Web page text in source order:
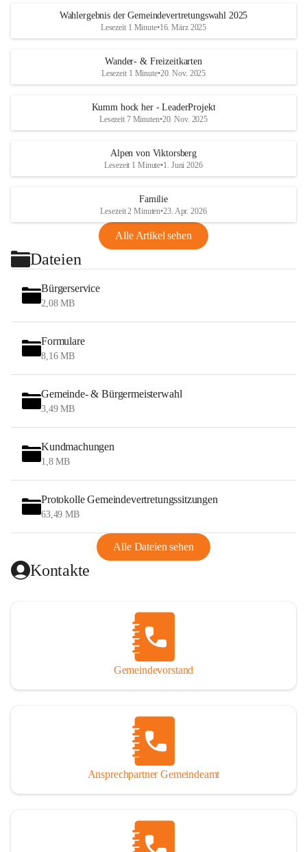
Wahlergebnis der Gemeindevertretungswahl 2025
Lesezeit 1 Minute•16. März 2025
Wander- & Freizeitkarten
Lesezeit 1 Minute•20. Nov. 2025
Kumm hock her - LeaderProjekt
Lesezeit 7 Minuten•20. Nov. 2025
Alpen von Viktorsberg
Lesezeit 1 Minute•1. Juni 2026
Familie
Lesezeit 2 Minuten•23. Apr. 2026
Alle Artikel sehen
Dateien
Bürgerservice
2,08 MB
Formulare
8,16 MB
Gemeinde- & Bürgermeisterwahl
3,49 MB
Kundmachungen
1,8 MB
Protokolle Gemeindevertretungssitzungen
63,49 MB
Alle Dateien sehen
Kontakte
Gemeindevorstand
Ansprechpartner Gemeindeamt